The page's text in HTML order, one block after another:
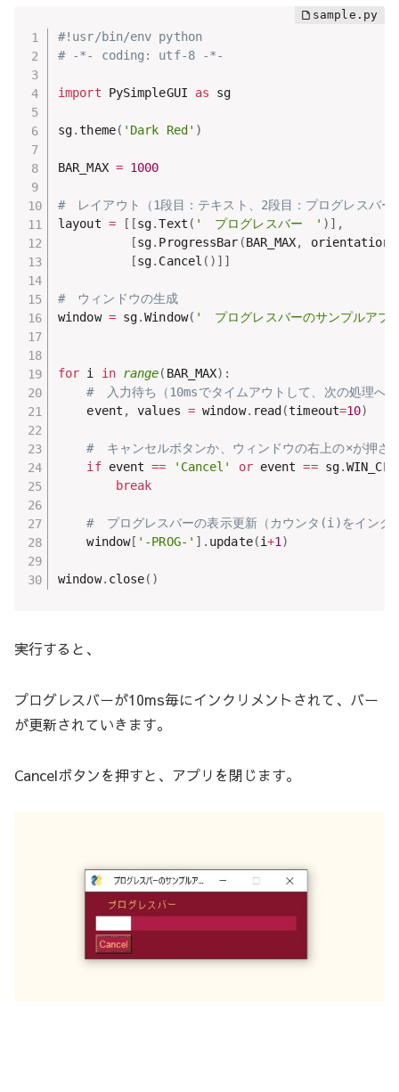
#!usr/bin/env python
# -*- coding: utf-8 -*-
import PySimpleGUI as sg
sg.theme( 'Dark Red' )
BAR_MAX = 1000
#　レイアウト（1段目：テキスト、2段目：プログレスバー
layout = [ [sg.Text ( '　プログレスバー　' ) ] ,
[sg. ProgressBar (BAR_MAX, orientation
[sg. Cancel ( ) ] ]
#　ウィンドウの生成
window = sg.Window( '　プログレスバーのサンプルアプ
for i in range( BAR_MAX) :
#　入力待ち（10msでタイムアウトして、次の処理へ
    event
, values = window. read (timeout=10)
#　キャンセルボタンか、ウィンドウの右上の×が押さ
if event == 'Cancel' or event == sg.
break
#　プログレスバーの表示更新（カウンタ(i)をインク
    window
[ '-PROG-' ] . update(i+1)
window. close( )
実行すると、
プログレスバーが10ms毎にインクリメントされて、バー
が更新されていきます。
Cancelボタンを押すと、アプリを閉じます。